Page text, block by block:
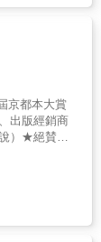
無可取代的
、人與鳥牽
一樣的。包
同樣的
僅是存在於
使命。」——
典藏版」使
，為插畫家
雜貨店遇見
你》、《月色
承擔那份動
幻組佳作、
往日的青澀
一部獻給大
藝評論家）
之年的主角
徊迷惘，住
成熟』的溫
份情感，繼
往至今的共
人難以想像
此感到傻眼
的是，「告
發展──搔動
斷理還亂的
評推薦「要
。然而有得
更要認真對
、著有《消
的煩惱，是
京都本大賞
出版經銷商
）★絕賛書
年的作者
在地醫療╳
《神的病歷